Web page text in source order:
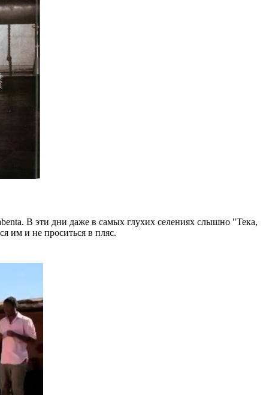
В эти дни даже в самых глухих селениях слышно "Тека,
им и не проситься в пляс.